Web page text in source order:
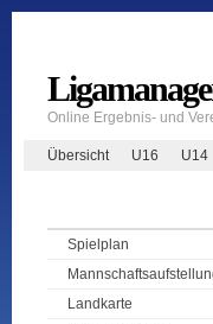
Online Ergebnis- und
Übersicht U16 U14
Spielplan
Landkarte